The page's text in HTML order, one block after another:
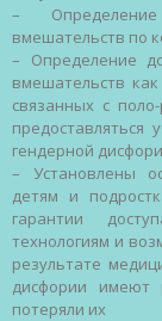
– Определение
вмешательств по
– Определение
вмешательств
связанных с
предоставляться
гендерной
– Установлены
детям и
гарантии
технологиям и
результате
дисфории
имеют
потеряли их